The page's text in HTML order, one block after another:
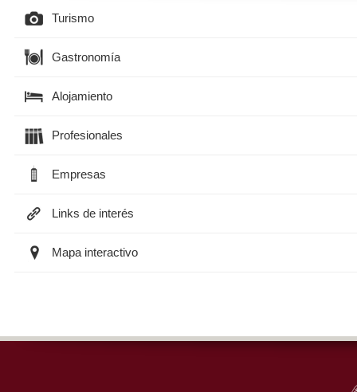
Turismo
Gastronomía
Alojamiento
Profesionales
Empresas
Links de interés
Mapa interactivo